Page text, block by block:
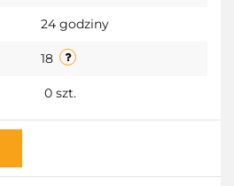
24 godziny
18
0 szt.